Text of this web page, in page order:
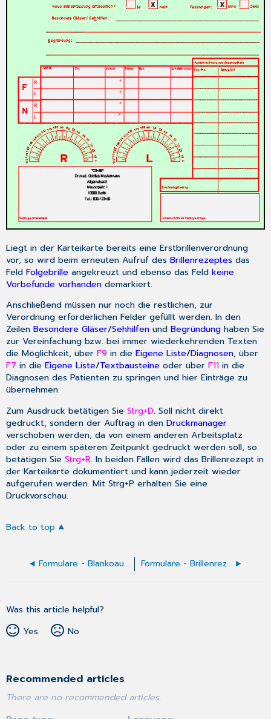
Liegt in der Karteikarte bereits eine Erstbrillenverordnung
vor, so wird beim erneuten Aufruf desBrillenrezeptes das
FeldFolgebrille angekreuzt und ebenso das Feldkeine
Vorbefunde vorhanden demarkiert.
Anschließend müssen nur noch die restlichen, zur
Verordnung erforderlichen Felder gefüllt werden. In den
ZeilenBesondere Gläser/Sehhilfen undBegründung haben Sie
zur Vereinfachung bzw. bei immer wiederkehrenden Texten
die Möglichkeit, überF9 in dieEigene Liste/Diagnosen, über
F7 in dieEigene Liste/Textbausteine oder überF11 in die
Diagnosen des Patienten zu springen und hier Einträge zu
übernehmen.
Zum Ausdruck betätigen SieStrg+D. Soll nicht direkt
gedruckt, sondern der Auftrag in denDruckmanager
verschoben werden, da von einem anderen Arbeitsplatz
oder zu einem späteren Zeitpunkt gedruckt werden soll, so
betätigen SieStrg+R. In beiden Fällen wird das Brillenrezept in
der Karteikarte dokumentiert und kann jederzeit wieder
aufgerufen werden. MitStrg+P erhalten Sie eine
Druckvorschau.
Back to top
Formulare - Blankoausdruck Formulare - Brillenrezept (Privat)
Was this article helpful?
Yes
No
Recommended articles
There are no recommended articles.